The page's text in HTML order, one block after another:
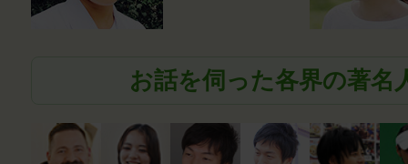
お話を伺った各界の著名